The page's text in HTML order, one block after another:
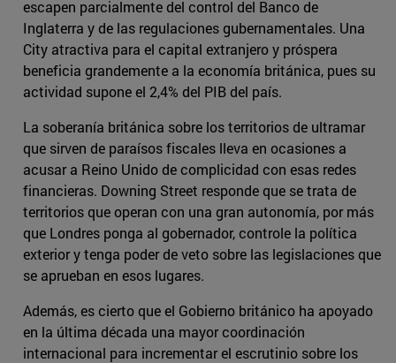
escapen parcialmente del control del Banco de
Inglaterra y de las regulaciones gubernamentales. Una
City atractiva para el capital extranjero y próspera
beneficia grandemente a la economía británica, pues su
actividad supone el 2,4% del PIB del país.
La soberanía británica sobre los territorios de ultramar
que sirven de paraísos fiscales lleva en ocasiones a
acusar a Reino Unido de complicidad con esas redes
financieras. Downing Street responde que se trata de
territorios que operan con una gran autonomía, por más
que Londres ponga al gobernador, controle la política
exterior y tenga poder de veto sobre las legislaciones que
se aprueban en esos lugares.
Además, es cierto que el Gobierno británico ha apoyado
en la última década una mayor coordinación
internacional para incrementar el escrutinio sobre los